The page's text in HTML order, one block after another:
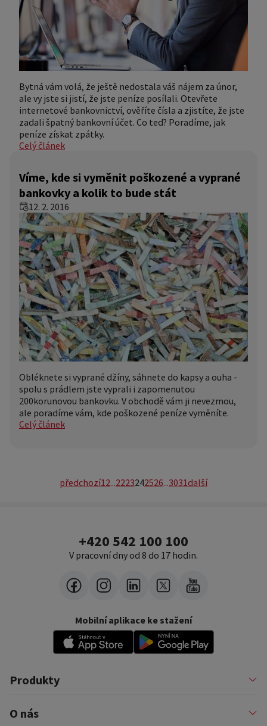
Bytná vám volá, že ještě nedostala váš nájem za únor,
ale vy jste si jistí, že jste peníze posílali. Otevřete
internetové bankovnictví, ověříte čísla a zjistíte, že jste
zadali špatný bankovní účet. Co teď? Poradíme, jak
peníze získat zpátky.
Celý článek
Víme, kde si vyměnit poškozené a vyprané
bankovky a kolik to bude stát
12. 2. 2016
Obléknete si vyprané džíny, sáhnete do kapsy a ouha -
spolu s prádlem jste vyprali i zapomenutou
200korunovou bankovku. V obchodě vám ji nevezmou,
ale poradíme vám, kde poškozené peníze vyměníte.
Celý článek
předchozí1 2...2223242526...3031další
+420 542 100 100
V pracovní dny od 8 do 17 hodin.
Mobilní aplikace ke stažení
Produkty
Půjčky
Financování podnikatelů
O nás